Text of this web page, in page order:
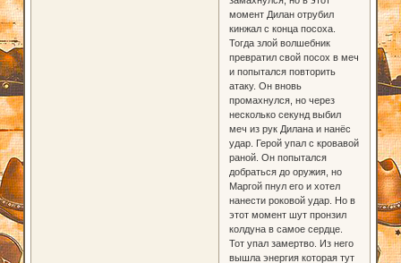
момент Дилан отрубил
кинжал с конца посоха.
Тогда злой волшебник
превратил свой посох в меч
и попытался повторить
атаку. Он вновь
промахнулся, но через
несколько секунд выбил
меч из рук Дилана и нанёс
удар. Герой упал с кровавой
раной. Он попытался
добраться до оружия, но
Маргой пнул его и хотел
нанести роковой удар. Но в
этот момент шут пронзил
колдуна в самое сердце.
Тот упал замертво. Из него
вышла энергия которая тут